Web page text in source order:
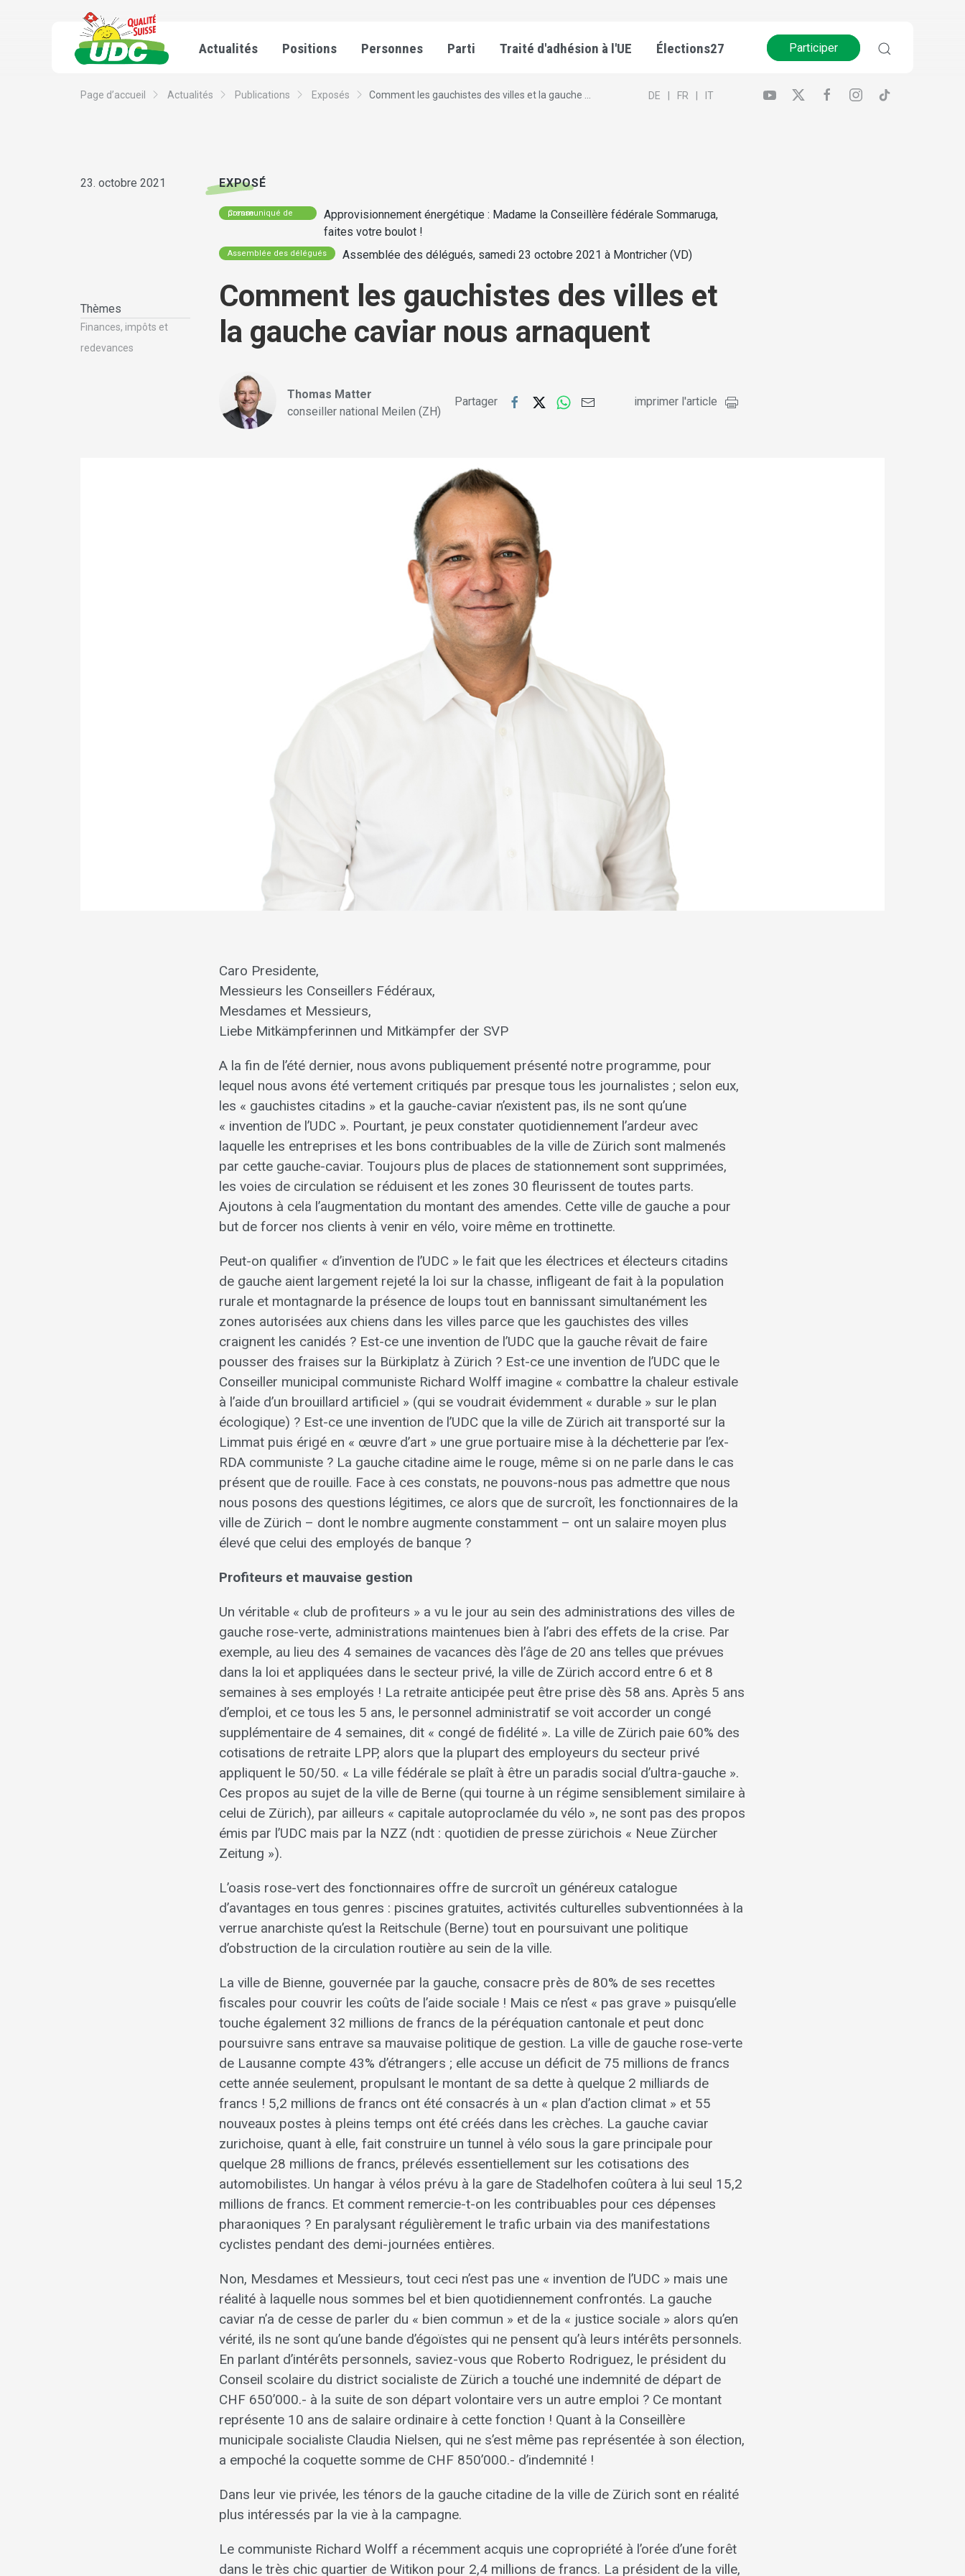
Actualités Positions Personnes Parti Traité d'adhésion à l'UE Élections27 Participer
Page d’accueil Actualités Publications Exposés Comment les gauchistes des villes et la gauche ... DE FR IT
23. octobre 2021
Thèmes
Finances, impôts et
redevances
EXPOSÉ
Communiqué de presse
Approvisionnement énergétique : Madame la Conseillère fédérale Sommaruga,
faites votre boulot !
Assemblée des délégués Assemblée des délégués, samedi 23 octobre 2021 à Montricher (VD)
Comment les gauchistes des villes et
la gauche caviar nous arnaquent
Thomas Matter
conseiller national Meilen (ZH)
Partager imprimer l'article
Caro Presidente,
Messieurs les Conseillers Fédéraux,
Mesdames et Messieurs,
Liebe Mitkämpferinnen und Mitkämpfer der SVP
A la fin de l’été dernier, nous avons publiquement présenté notre programme, pour
lequel nous avons été vertement critiqués par presque tous les journalistes ; selon eux,
les « gauchistes citadins » et la gauche-caviar n’existent pas, ils ne sont qu’une
« invention de l’UDC ». Pourtant, je peux constater quotidiennement l’ardeur avec
laquelle les entreprises et les bons contribuables de la ville de Zürich sont malmenés
par cette gauche-caviar. Toujours plus de places de stationnement sont supprimées,
les voies de circulation se réduisent et les zones 30 fleurissent de toutes parts.
Ajoutons à cela l’augmentation du montant des amendes. Cette ville de gauche a pour
but de forcer nos clients à venir en vélo, voire même en trottinette.
Peut-on qualifier « d’invention de l’UDC » le fait que les électrices et électeurs citadins
de gauche aient largement rejeté la loi sur la chasse, infligeant de fait à la population
rurale et montagnarde la présence de loups tout en bannissant simultanément les
zones autorisées aux chiens dans les villes parce que les gauchistes des villes
craignent les canidés ? Est-ce une invention de l’UDC que la gauche rêvait de faire
pousser des fraises sur la Bürkiplatz à Zürich ? Est-ce une invention de l’UDC que le
Conseiller municipal communiste Richard Wolff imagine « combattre la chaleur estivale
à l’aide d’un brouillard artificiel » (qui se voudrait évidemment « durable » sur le plan
écologique) ? Est-ce une invention de l’UDC que la ville de Zürich ait transporté sur la
Limmat puis érigé en « œuvre d’art » une grue portuaire mise à la déchetterie par l’ex-
RDA communiste ? La gauche citadine aime le rouge, même si on ne parle dans le cas
présent que de rouille. Face à ces constats, ne pouvons-nous pas admettre que nous
nous posons des questions légitimes, ce alors que de surcroît, les fonctionnaires de la
ville de Zürich – dont le nombre augmente constamment – ont un salaire moyen plus
élevé que celui des employés de banque ?
Profiteurs et mauvaise gestion
Un véritable « club de profiteurs » a vu le jour au sein des administrations des villes de
gauche rose-verte, administrations maintenues bien à l’abri des effets de la crise. Par
exemple, au lieu des 4 semaines de vacances dès l’âge de 20 ans telles que prévues
dans la loi et appliquées dans le secteur privé, la ville de Zürich accord entre 6 et 8
semaines à ses employés ! La retraite anticipée peut être prise dès 58 ans. Après 5 ans
d’emploi, et ce tous les 5 ans, le personnel administratif se voit accorder un congé
supplémentaire de 4 semaines, dit « congé de fidélité ». La ville de Zürich paie 60% des
cotisations de retraite LPP, alors que la plupart des employeurs du secteur privé
appliquent le 50/50. « La ville fédérale se plaît à être un paradis social d’ultra-gauche ».
Ces propos au sujet de la ville de Berne (qui tourne à un régime sensiblement similaire à
celui de Zürich), par ailleurs « capitale autoproclamée du vélo », ne sont pas des propos
émis par l’UDC mais par la NZZ (ndt : quotidien de presse zürichois « Neue Zürcher
Zeitung »).
L’oasis rose-vert des fonctionnaires offre de surcroît un généreux catalogue
d’avantages en tous genres : piscines gratuites, activités culturelles subventionnées à la
verrue anarchiste qu’est la Reitschule (Berne) tout en poursuivant une politique
d’obstruction de la circulation routière au sein de la ville.
La ville de Bienne, gouvernée par la gauche, consacre près de 80% de ses recettes
fiscales pour couvrir les coûts de l’aide sociale ! Mais ce n’est « pas grave » puisqu’elle
touche également 32 millions de francs de la péréquation cantonale et peut donc
poursuivre sans entrave sa mauvaise politique de gestion. La ville de gauche rose-verte
de Lausanne compte 43% d’étrangers ; elle accuse un déficit de 75 millions de francs
cette année seulement, propulsant le montant de sa dette à quelque 2 milliards de
francs ! 5,2 millions de francs ont été consacrés à un « plan d’action climat » et 55
nouveaux postes à pleins temps ont été créés dans les crèches. La gauche caviar
zurichoise, quant à elle, fait construire un tunnel à vélo sous la gare principale pour
quelque 28 millions de francs, prélevés essentiellement sur les cotisations des
automobilistes. Un hangar à vélos prévu à la gare de Stadelhofen coûtera à lui seul 15,2
millions de francs. Et comment remercie-t-on les contribuables pour ces dépenses
pharaoniques ? En paralysant régulièrement le trafic urbain via des manifestations
cyclistes pendant des demi-journées entières.
Non, Mesdames et Messieurs, tout ceci n’est pas une « invention de l’UDC » mais une
réalité à laquelle nous sommes bel et bien quotidiennement confrontés. La gauche
caviar n’a de cesse de parler du « bien commun » et de la « justice sociale » alors qu’en
vérité, ils ne sont qu’une bande d’égoïstes qui ne pensent qu’à leurs intérêts personnels.
En parlant d’intérêts personnels, saviez-vous que Roberto Rodriguez, le président du
Conseil scolaire du district socialiste de Zürich a touché une indemnité de départ de
CHF 650’000.- à la suite de son départ volontaire vers un autre emploi ? Ce montant
représente 10 ans de salaire ordinaire à cette fonction ! Quant à la Conseillère
municipale socialiste Claudia Nielsen, qui ne s’est même pas représentée à son élection,
a empoché la coquette somme de CHF 850’000.- d’indemnité !
Dans leur vie privée, les ténors de la gauche citadine de la ville de Zürich sont en réalité
plus intéressés par la vie à la campagne.
Le communiste Richard Wolff a récemment acquis une copropriété à l’orée d’une forêt
dans le très chic quartier de Witikon pour 2,4 millions de francs. La président de la ville,